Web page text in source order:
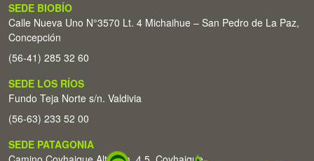
SEDE BIOBÍO
Calle Nueva Uno N°3570 Lt. 4 Michaihue – San Pedro de La Paz,
Concepción
(56-41) 285 32 60
SEDE LOS RÍOS
Fundo Teja Norte s/n. Valdivia
(56-63) 233 52 00
SEDE PATAGONIA